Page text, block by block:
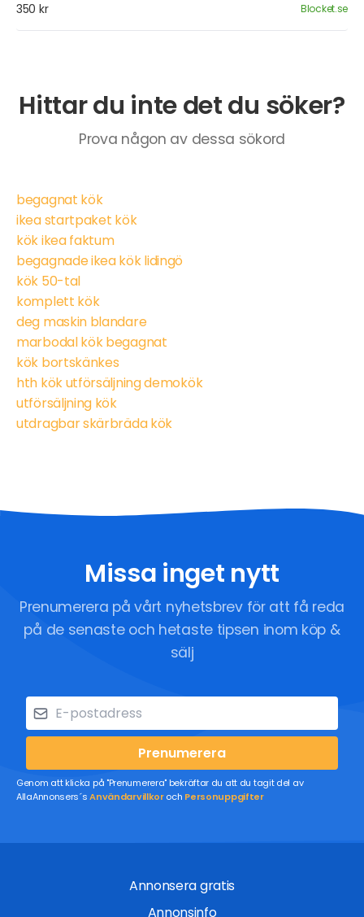
350 kr Blocket.se
Hittar du inte det du söker?
Prova någon av dessa sökord
begagnat kök
ikea startpaket kök
kök ikea faktum
begagnade ikea kök lidingö
kök 50-tal
komplett kök
deg maskin blandare
marbodal kök begagnat
kök bortskänkes
hth kök utförsäljning demokök
utförsäljning kök
utdragbar skärbräda kök
Missa inget nytt
Prenumerera på vårt nyhetsbrev för att få reda
på de senaste och hetaste tipsen inom köp &
sälj
Prenumerera
Genom att klicka på "Prenumerera" bekräftar du att du tagit del av
AllaAnnonsers´sAnvändarvillkoroch Personuppgifter
Annonsera gratis
Annonsinfo